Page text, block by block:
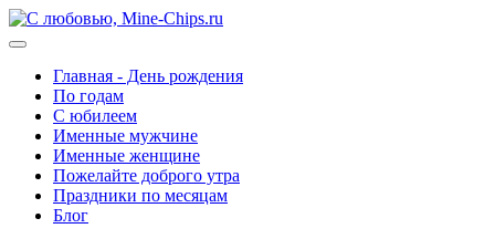
Главная - День рождения
По годам
С юбилеем
Именные мужчине
Именные женщине
Пожелайте доброго утра
Праздники по месяцам
Блог